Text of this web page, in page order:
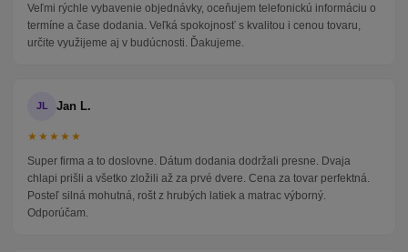
Veľmi rýchle vybavenie objednávky, oceňujem telefonickú informáciu o
termíne a čase dodania. Veľká spokojnosť s kvalitou i cenou tovaru,
určite využijeme aj v budúcnosti. Ďakujeme.
JL Jan L.
★★★★★
Super firma a to doslovne. Dátum dodania dodržali presne. Dvaja
chlapi prišli a všetko zložili až za prvé dvere. Cena za tovar perfektná.
Posteľ silná mohutná, rošt z hrubých latiek a matrac výborný.
Odporúčam.